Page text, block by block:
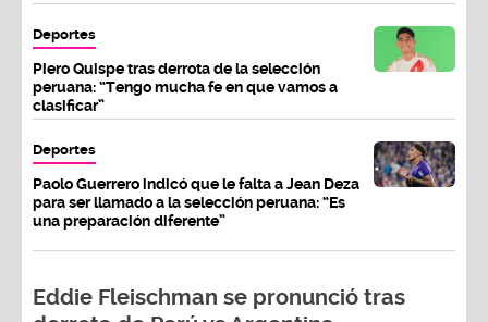
Deportes
Piero Quispe tras derrota de la selección
peruana: “Tengo mucha fe en que vamos a
clasificar”
Deportes
Paolo Guerrero indicó que le falta a Jean Deza
para ser llamado a la selección peruana: “Es
una preparación diferente”
Eddie Fleischman se pronunció tras